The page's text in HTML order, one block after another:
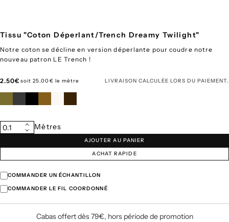
Tissu "Coton Déperlant/Trench Dreamy Twilight"
Notre coton se décline en version déperlante pour coudre notre
nouveau patron LE Trench !
Prix
2.50€ soit 25.00€ le mètre LIVRAISON CALCULÉE LORS DU PAIEMENT.
Quantité
Diminuer
quantité
&quot;Coton
Déperlant/Trench
Dreamy
0.1
Augmenter
la
Tissu
Déperlant/Trench
Twilight&quot;
Mètres
AJOUTER AU PANIER
ACHAT RAPIDE
COMMANDER UN ÉCHANTILLON
COMMANDER LE FIL COORDONNÉ
Cabas offert dès 79€, hors période de promotion